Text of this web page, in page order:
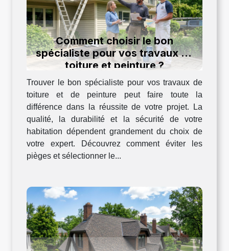
Comment choisir le bon
spécialiste pour vos travaux de
toiture et peinture ?
Trouver le bon spécialiste pour vos travaux de
toiture et de peinture peut faire toute la
différence dans la réussite de votre projet. La
qualité, la durabilité et la sécurité de votre
habitation dépendent grandement du choix de
votre expert. Découvrez comment éviter les
pièges et sélectionner le...